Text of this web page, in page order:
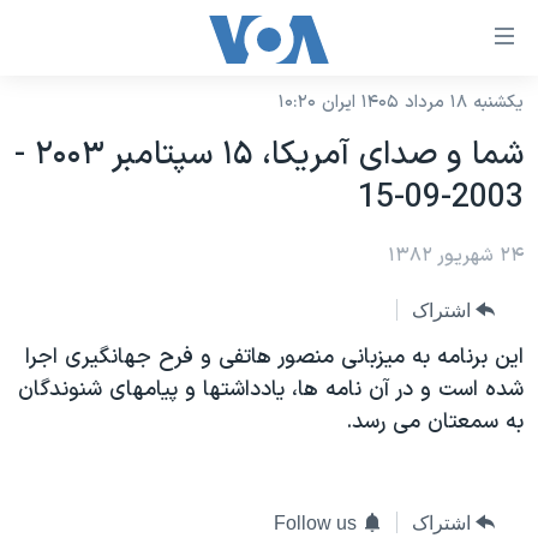
لینکهای
دسترسی
جهش
محتوای
اصلی
صفحه
اصلی
جهش
به
نسخه سبک وب‌سایت
موضوع ها
ایران
آمریکا
جهان
ورزشی
گزیده‌ها
ویدیوها
برنامه های تلویزیونی
جدول برنامه ها
صفحه‌های ویژه
جام جهانی ۲۰۲۶
عملیات خشم حماسی
بایگانی برنامه‌های تلویزیونی
فرکانس‌های صدای آمریکا
پخش رادیویی
یکشنبه ۱۸ مرداد ۱۴۰۵ ایران ۱۰:۲۰
شما و صدای آمريکا، ۱۵ سپتامبر ۲۰۰۳ -
2003-09-15
۲۴ شهریور ۱۳۸۲
اشتراک
اين برنامه به ميزبانی منصور هاتفی و فرح جهانگيری اجرا
شده است و در آن نامه ها، يادداشتها و پيامهای شنوندگان
به سمعتان می رسد.
اشتراک Follow us